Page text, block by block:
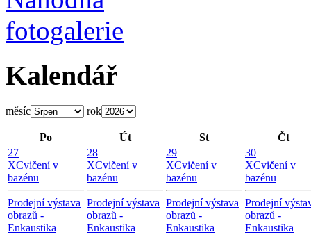
Kalendář
měsíc rok
Po Út St
Čt
27
XCvičení v
bazénu
Prodejní výstava
obrazů -
Enkaustika
28
XCvičení v
bazénu
Prodejní výstava
obrazů -
Enkaustika
29
XCvičení v
bazénu
Prodejní výstava
obrazů -
Enkaustika
30
XCvičení v
bazénu
Prodejní
obrazů -
Enkaustika